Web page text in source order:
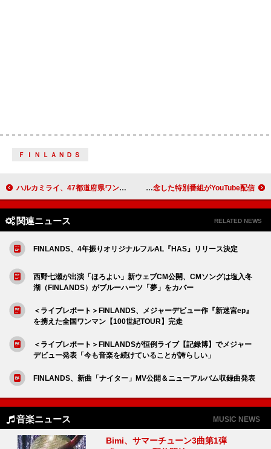
ＦＩＮＬＡＮＤＳ
ハルカミライ、47都道府県ワンマンツアー決定 ザ・ウィークエンド、ニューAL『ハリー・アップ・トゥモロー』発売を記念した特別番組がYouTube配信
関連ニュース RELATED NEWS
FINLANDS、4年振りオリジナルフルAL『HAS』リリース決定
西野七瀬が出演「ほろよい」新ウェブCM公開、CMソングは塩入冬
湖（FINLANDS）がブルーハーツ「夢」をカバー
＜ライブレポート＞FINLANDS、メジャーデビュー作『新迷宮ep』
を携えた全国ワンマン【100世紀TOUR】完走
＜ライブレポート＞FINLANDSが恒例ライブ【記録博】でメジャー
デビュー発表「今も音楽を続けていることが誇らしい」
FINLANDS、新曲「ナイター」MV公開＆ニューアルバム収録曲発表
音楽ニュース MUSIC NEWS
Bimi、サマーチューン3曲第1弾